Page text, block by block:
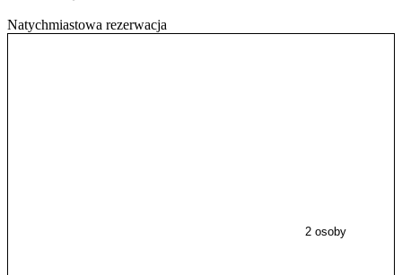
Natychmiastowa rezerwacja
2 osoby